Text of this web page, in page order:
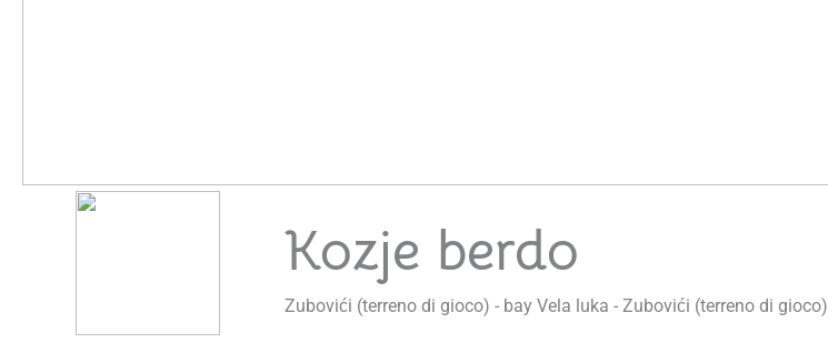
Kozje berdo
Zubovići (terreno di gioco) - bay Vela luka - Zubovići (terreno di gioco)